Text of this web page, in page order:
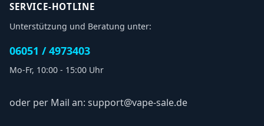
SERVICE-HOTLINE
Unterstützung und Beratung unter:
06051 / 4973403
Mo-Fr, 10:00 - 15:00 Uhr
oder per Mail an: support@vape-sale.de